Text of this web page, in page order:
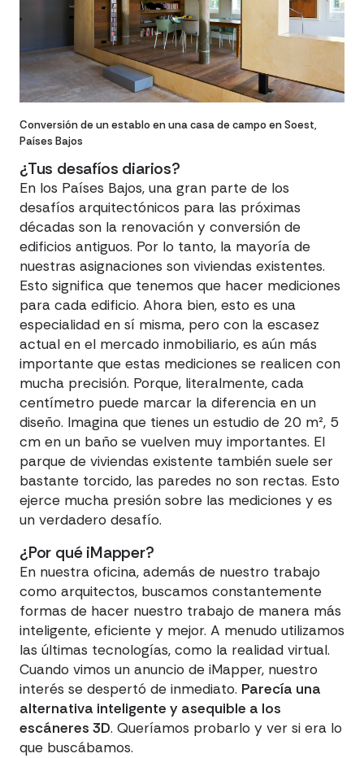
Conversión de un establo en una casa de campo en Soest,
Países Bajos
¿Tus desafíos diarios?
En los Países Bajos, una gran parte de los
desafíos arquitectónicos para las próximas
décadas son la renovación y conversión de
edificios antiguos. Por lo tanto, la mayoría de
nuestras asignaciones son viviendas existentes.
Esto significa que tenemos que hacer mediciones
para cada edificio. Ahora bien, esto es una
especialidad en sí misma, pero con la escasez
actual en el mercado inmobiliario, es aún más
importante que estas mediciones se realicen con
mucha precisión. Porque, literalmente, cada
centímetro puede marcar la diferencia en un
diseño. Imagina que tienes un estudio de 20 m², 5
cm en un baño se vuelven muy importantes. El
parque de viviendas existente también suele ser
bastante torcido, las paredes no son rectas. Esto
ejerce mucha presión sobre las mediciones y es
un verdadero desafío.
¿Por qué iMapper?
En nuestra oficina, además de nuestro trabajo
como arquitectos, buscamos constantemente
formas de hacer nuestro trabajo de manera más
inteligente, eficiente y mejor. A menudo utilizamos
las últimas tecnologías, como la realidad virtual.
Cuando vimos un anuncio de iMapper, nuestro
interés se despertó de inmediato. Parecía una
alternativa inteligente y asequible a los
escáneres 3D. Queríamos probarlo y ver si era lo
que buscábamos.